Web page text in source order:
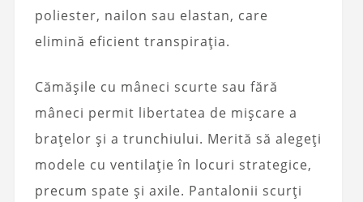
poliester, nailon sau elastan, care
elimină eficient transpirația.
Cămășile cu mâneci scurte sau fără
mâneci permit libertatea de mișcare a
brațelor și a trunchiului. Merită să alegeți
modele cu ventilație în locuri strategice,
precum spate și axile. Pantalonii scurți